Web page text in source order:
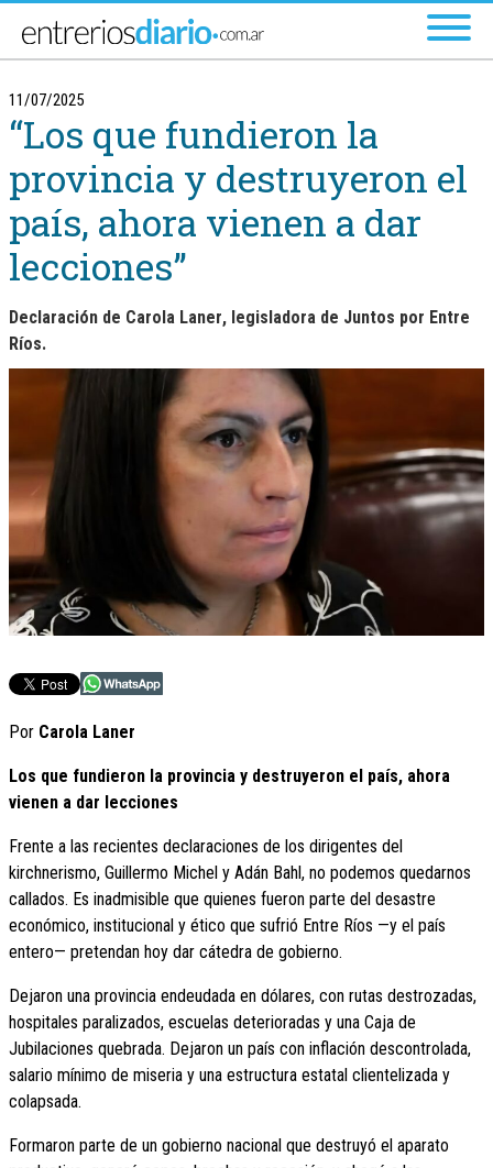
11/07/2025
“Los que fundieron la
provincia y destruyeron el
país, ahora vienen a dar
lecciones”
Declaración de Carola Laner, legisladora de Juntos por Entre
Ríos.
Por Carola Laner
Los que fundieron la provincia y destruyeron el país, ahora
vienen a dar lecciones
Frente a las recientes declaraciones de los dirigentes del
kirchnerismo, Guillermo Michel y Adán Bahl, no podemos quedarnos
callados. Es inadmisible que quienes fueron parte del desastre
económico, institucional y ético que sufrió Entre Ríos —y el país
entero— pretendan hoy dar cátedra de gobierno.
Dejaron una provincia endeudada en dólares, con rutas destrozadas,
hospitales paralizados, escuelas deterioradas y una Caja de
Jubilaciones quebrada. Dejaron un país con inflación descontrolada,
salario mínimo de miseria y una estructura estatal clientelizada y
colapsada.
Formaron parte de un gobierno nacional que destruyó el aparato